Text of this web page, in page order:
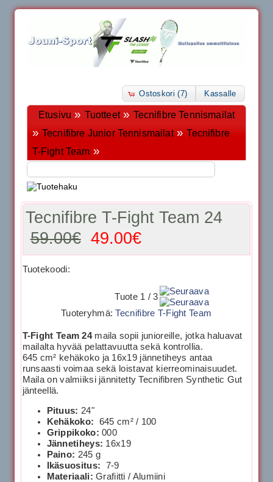
Ostoskori (7) Kassalle
Etusivu » Tuotteet» Tecnifibre Tennismailat
» Tecnifibre Junior Tennismailat»Tecnifibre
T-Fight Team »
Tecnifibre T-Fight Team 24
59.00€ 49.00€
Tuotekoodi:
Tuote 1 / 3
Tuoteryhmä:Tecnifibre T-Fight Team
T-Fight Team 24maila sopii junioreille, jotka haluavat
mailalta hyvää pelattavuutta sekä kontrollia.
645 cm² kehäkoko ja 16x19 jännetiheys antaa
runsaasti voimaa sekä loistavat kierreominaisuudet.
Maila on valmiiksi jännitetty Tecnifibren Synthetic Gut
jänteellä.
Pituus: 24"
Kehäkoko:
645 cm² / 100
Grippikoko:000
Jännetiheys: 16x19
Paino: 245 g
Ikäsuositus: 7-9
Materiaali:Grafiitti / Alumiini